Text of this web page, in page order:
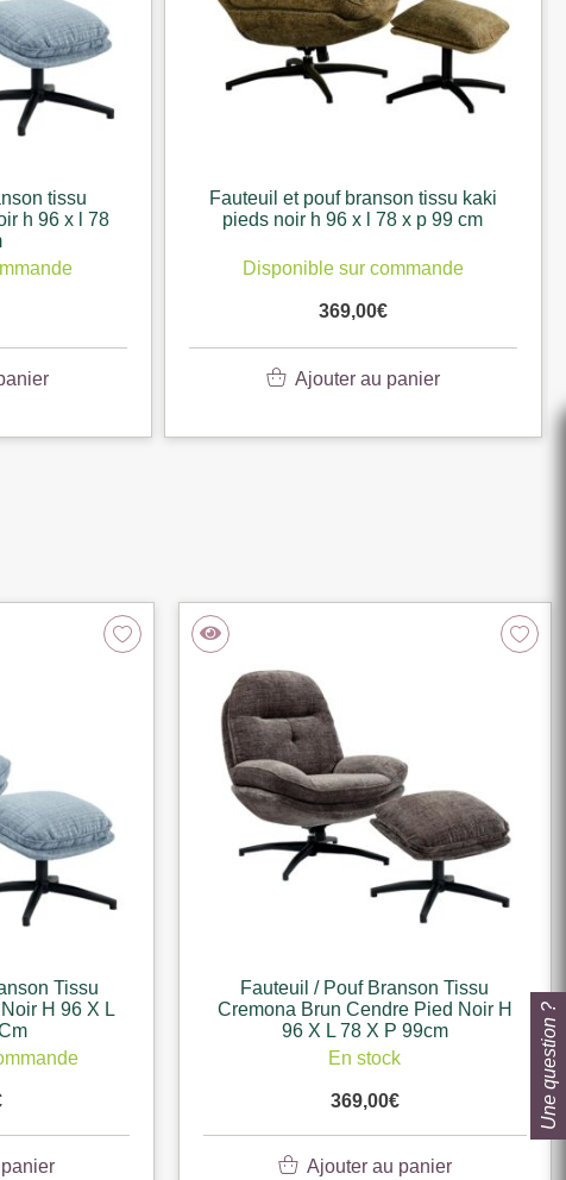
Fauteuil et pouf branson tissu kaki
pieds noir h 96 x l 78 x p 99 cm
Disponible sur commande
Ajouter au panier
Tissu
H 96 X L
Fauteuil / Pouf Branson Tissu
Cremona Brun Cendre Pied Noir H
96 X L 78 X P 99cm
En stock
369,00€
Ajouter au panier
Une question ?